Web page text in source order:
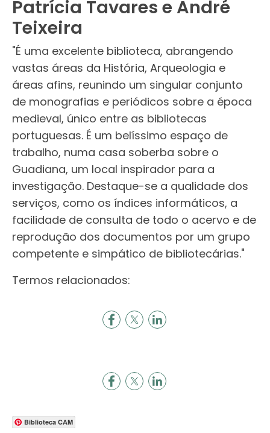
Patrícia Tavares e André
Teixeira
"É uma excelente biblioteca, abrangendo
vastas áreas da História, Arqueologia e
áreas afins, reunindo um singular conjunto
de monografias e periódicos sobre a época
medieval, único entre as bibliotecas
portuguesas. É um belíssimo espaço de
trabalho, numa casa soberba sobre o
Guadiana, um local inspirador para a
investigação. Destaque-se a qualidade dos
serviços, como os índices informáticos, a
facilidade de consulta de todo o acervo e de
reprodução dos documentos por um grupo
competente e simpático de bibliotecárias."
Termos relacionados:
Biblioteca CAM